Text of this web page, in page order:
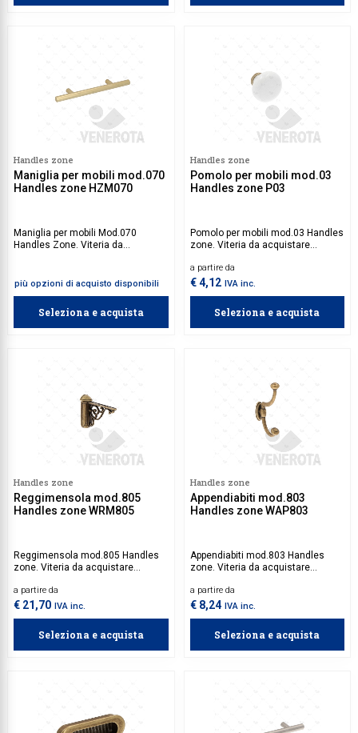
Handles zone
Maniglia per mobili mod.070
Handles zone HZM070
Maniglia per mobili Mod.070
Handles Zone. Viteria da
più opzioni di acquisto disponibili
Seleziona e acquista
Handles zone
Pomolo per mobili mod.03
Handles zone P03
Pomolo per mobili mod.03 Handles
zone. Viteria da acquistare
a partire da
€ 4,12 IVA inc.
Seleziona e acquista
Handles zone
Reggimensola mod.805
Handles zone WRM805
Reggimensola mod.805 Handles
zone. Viteria da acquistare
a partire da
€ 21,70 IVA inc.
Seleziona e acquista
Handles zone
Appendiabiti mod.803
Handles zone WAP803
Appendiabiti mod.803 Handles
zone. Viteria da acquistare
a partire da
€ 8,24 IVA inc.
Seleziona e acquista